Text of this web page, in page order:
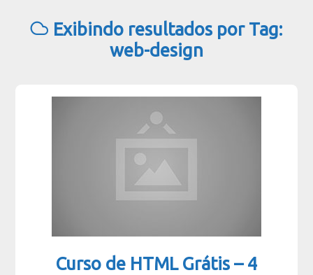
Exibindo resultados por Tag:
web-design
Curso de HTML Grátis – 4